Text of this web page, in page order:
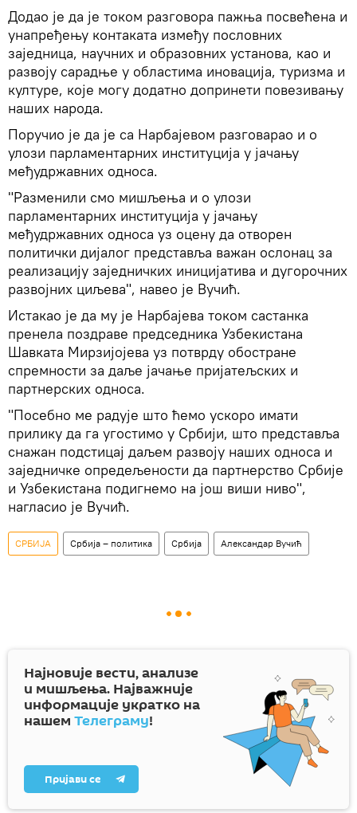
Додао је да је током разговора пажња посвећена и
унапређењу контаката између пословних
заједница, научних и образовних установа, као и
развоју сарадње у областима иновација, туризма и
културе, које могу додатно допринети повезивању
наших народа.
Поручио је да је са Нарбајевом разговарао и о
улози парламентарних институција у јачању
међудржавних односа.
"Разменили смо мишљења и о улози
парламентарних институција у јачању
међудржавних односа уз оцену да отворен
политички дијалог представља важан ослонац за
реализацију заједничких иницијатива и дугорочних
развојних циљева", навео је Вучић.
Истакао је да му је Нарбајева током састанка
пренела поздраве председника Узбекистана
Шавката Мирзијојева уз потврду обостране
спремности за даље јачање пријатељских и
партнерских односа.
"Посебно ме радује што ћемо ускоро имати
прилику да га угостимо у Србији, што представља
снажан подстицај даљем развоју наших односа и
заједничке опредељености да партнерство Србије
и Узбекистана подигнемо на још виши ниво",
нагласио је Вучић.
СРБИЈА Србија – политика Србија Александар Вучић
Најновије вести, анализе
и мишљења. Најважније
информације укратко на
нашем Телеграму!
Пријави се